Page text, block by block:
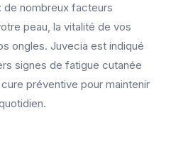
de nombreux facteurs
peau, la vitalité de vos
ongles. Juvecia est indiqué
signes de fatigue cutanée
préventive pour maintenir